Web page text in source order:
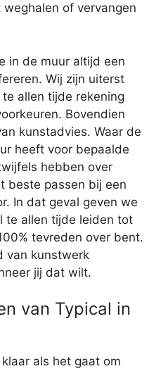
of vervangen
in de muur altijd een
Wij zijn uiterst
allen tijde rekening
Bovendien
kunstadvies. Waar de
heeft voor bepaalde
hebben over
beste passen bij een
In dat geval geven we
te allen tijde leiden tot
tevreden over bent.
van kunstwerk
jij dat wilt.
van Typical in
als het gaat om